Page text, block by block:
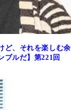
ど、それを楽しむ余
ブルだ】第221回